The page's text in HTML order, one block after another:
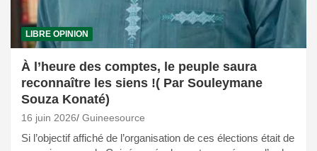
LIBRE OPINION
À l’heure des comptes, le peuple saura
reconnaître les siens !( Par Souleymane
Souza Konaté)
16 juin 2026 Guineesource
Si l’objectif affiché de l’organisation de ces élections était de